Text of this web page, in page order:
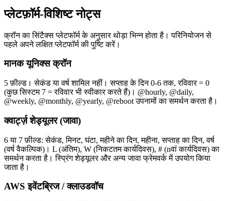
प्लेटफ़ॉर्म-विशिष्ट नोट्स
क्रॉन का सिंटैक्स प्लेटफॉर्म के अनुसार थोड़ा भिन्न होता है। परिनियोजन से
पहले अपने लक्षित प्लेटफॉर्म की पुष्टि करें।
मानक यूनिक्स क्रॉन
5 फ़ील्ड। सेकंड या वर्ष शामिल नहीं। सप्ताह के दिन 0-6 तक, रविवार = 0
(कुछ सिस्टम 7 = रविवार भी स्वीकार करते हैं)। @hourly, @daily,
@weekly, @monthly, @yearly, @reboot उपनामों का समर्थन करता है।
क्वार्ट्ज़ शेड्यूलर (जावा)
6 या 7 फ़ील्ड: सेकंड, मिनट, घंटा, महीने का दिन, महीना, सप्ताह का दिन, वर्ष
(वर्ष वैकल्पिक)। L (अंतिम), W (निकटतम कार्यदिवस), # (nवां कार्यदिवस) का
समर्थन करता है। स्प्रिंग शेड्यूलर और अन्य जावा फ्रेमवर्क में उपयोग किया
जाता है।
AWS इवेंटब्रिज / क्लाउडवॉच